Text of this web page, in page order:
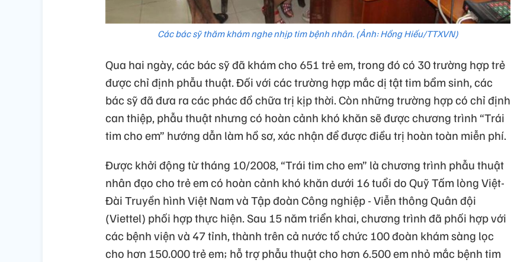
Các bác sỹ thăm khám nghe nhịp tim bệnh nhân. (Ảnh: Hồng Hiếu/TTXVN)
Qua hai ngày, các bác sỹ đã khám cho 651 trẻ em, trong đó có 30 trường hợp trẻ
được chỉ định phẫu thuật. Đối với các trường hợp mắc dị tật tim bẩm sinh, các
bác sỹ đã đưa ra các phác đồ chữa trị kịp thời. Còn những trường hợp có chỉ định
can thiệp, phẫu thuật nhưng có hoàn cảnh khó khăn sẽ được chương trình “Trái
tim cho em” hướng dẫn làm hồ sơ, xác nhận để được điều trị hoàn toàn miễn phí.
Được khởi động từ tháng 10/2008, “Trái tim cho em” là chương trình phẫu thuật
nhân đạo cho trẻ em có hoàn cảnh khó khăn dưới 16 tuổi do Quỹ Tấm lòng Việt-
Đài Truyền hình Việt Nam và Tập đoàn Công nghiệp - Viễn thông Quân đội
(Viettel) phối hợp thực hiện. Sau 15 năm triển khai, chương trình đã phối hợp với
các bệnh viện và 47 tỉnh, thành trên cả nước tổ chức 100 đoàn khám sàng lọc
cho hơn 150.000 trẻ em; hỗ trợ phẫu thuật cho hơn 6.500 em nhỏ mắc bệnh tim